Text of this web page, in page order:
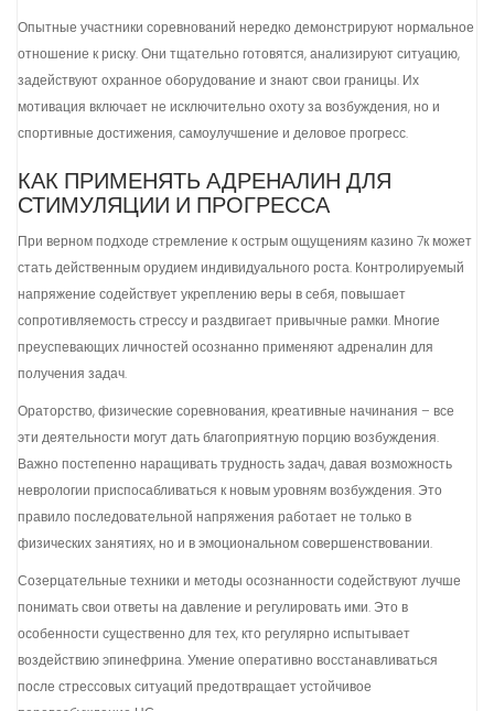
Опытные участники соревнований нередко демонстрируют нормальное
отношение к риску. Они тщательно готовятся, анализируют ситуацию,
задействуют охранное оборудование и знают свои границы. Их
мотивация включает не исключительно охоту за возбуждения, но и
спортивные достижения, самоулучшение и деловое прогресс.
КАК ПРИМЕНЯТЬ АДРЕНАЛИН ДЛЯ
СТИМУЛЯЦИИ И ПРОГРЕССА
При верном подходе стремление к острым ощущениям казино 7к может
стать действенным орудием индивидуального роста. Контролируемый
напряжение содействует укреплению веры в себя, повышает
сопротивляемость стрессу и раздвигает привычные рамки. Многие
преуспевающих личностей осознанно применяют адреналин для
получения задач.
Ораторство, физические соревнования, креативные начинания – все
эти деятельности могут дать благоприятную порцию возбуждения.
Важно постепенно наращивать трудность задач, давая возможность
неврологии приспосабливаться к новым уровням возбуждения. Это
правило последовательной напряжения работает не только в
физических занятиях, но и в эмоциональном совершенствовании.
Созерцательные техники и методы осознанности содействуют лучше
понимать свои ответы на давление и регулировать ими. Это в
особенности существенно для тех, кто регулярно испытывает
воздействию эпинефрина. Умение оперативно восстанавливаться
после стрессовых ситуаций предотвращает устойчивое